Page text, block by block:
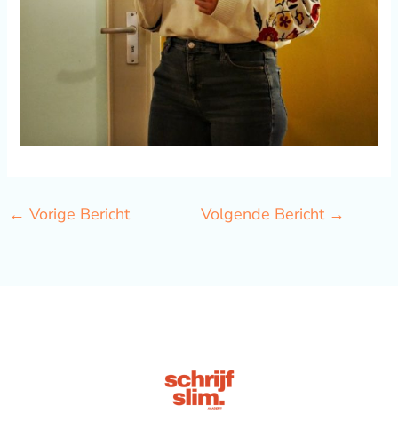
← Vorige Bericht Volgende Bericht →